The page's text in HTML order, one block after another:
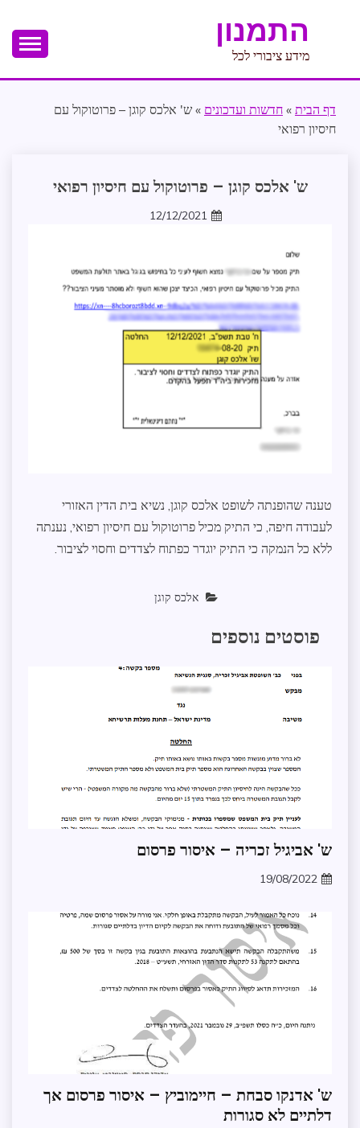
התמנון
מידע ציבורי לכל
דף הבית » חדשות ועדכונים » ש' אלכס קוגן – פרוטוקול עם
חיסיון רפואי
החלטת
חיסוי
ש' אלכס קוגן – פרוטוקול עם חיסיון רפואי
12/12/2021
טענה שהופנתה לשופט אלכס קוגן, נשיא בית הדין האזורי
לעבודה חיפה, כי התיק מכיל פרוטוקול עם חיסיון רפואי, נענתה
ללא כל הנמקה כי התיק יוגדר כפתוח לצדדים וחסוי לציבור.
אלכס קוגן
פוסטים נוספים
החלטת
חיסוי
ש' אביגיל זכריה – איסור פרסום
19/08/2022
החלטת
חיסוי
ש' אדנקו סבחת – חיימוביץ – איסור פרסום אך
דלתיים לא סגורות